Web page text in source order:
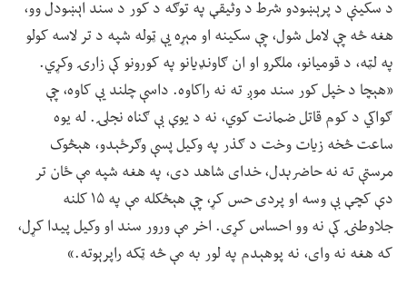
د سکینې د پرېښودو شرط د وثیقې په توګه د کور د سند اېښودل وو،
هغه څه چې لامل شول، چې سکینه او مېړه یې ټوله شپه د تر لاسه کولو
په لټه، د قومیانو، ملګرو او ان ګاونډیانو په کورونو کې زارۍ وکړي.
«هېچا د خپل کور سند موږ ته نه راکاوه. داسې چلند یې کاوه، چې
ګواکي د کوم قاتل ضمانت کوي، نه د یوې بې ګناه نجلۍ. له یوه
ساعت څخه زیات وخت د ګذر په وکیل پسې وګرځېدو، هېڅوک
مرستې ته نه حاضرېدل، خدای شاهد دی، په هغه شپه مې ځان تر
دې کچې بې وسه او پردی حس کړ، چې هېڅکله مې په ۱۵ کلنه
جلاوطنۍ کې نه وو احساس کړی. اخر مې ورور سند او وکیل پیدا کړل،
که هغه نه وای، نه پوهېدم په لور به مې څه ټکه راپرېوته.»